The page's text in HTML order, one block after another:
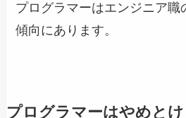
プログラマーはエンジニア職
傾向にあります。
プログラマーはやめと